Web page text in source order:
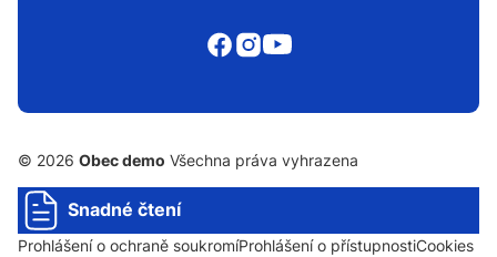
© 2026 Obec demo Všechna práva vyhrazena
Snadné čtení
Prohlášení o ochraně soukromíProhlášení o přístupnostiCookies